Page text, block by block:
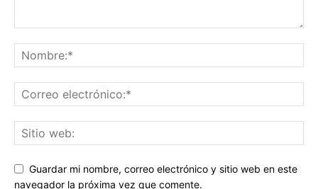
Guardar mi nombre, correo electrónico y sitio web en este
navegador la próxima vez que comente.